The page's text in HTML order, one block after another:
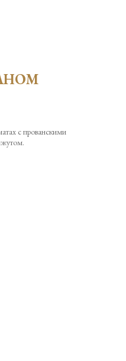
с прованскими